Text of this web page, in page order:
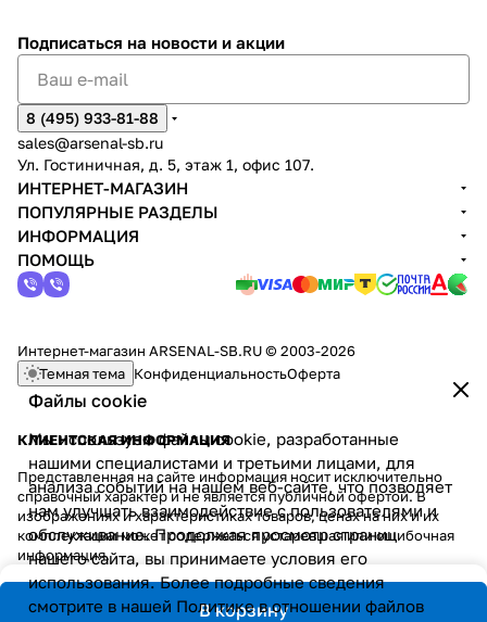
В корзину
Файлы cookie
Мы используем файлы cookie, разработанные
нашими специалистами и третьими лицами, для
анализа событий на нашем веб-сайте, что позволяет
нам улучшать взаимодействие с пользователями и
обслуживание. Продолжая просмотр страниц
нашего сайта, вы принимаете условия его
использования. Более подробные сведения
смотрите в нашей Политике в отношении файлов
Подписаться на новости и акции
8 (495) 933-81-88
sales@arsenal-sb.ru
Ул. Гостиничная, д. 5, этаж 1, офис 107.
ИНТЕРНЕТ-МАГАЗИН
ПОПУЛЯРНЫЕ РАЗДЕЛЫ
ИНФОРМАЦИЯ
ПОМОЩЬ
Интернет-магазин ARSENAL-SB.RU © 2003-2026
Темная тема КонфиденциальностьОферта
КЛИЕНТСКАЯ ИНФОРМАЦИЯ
Представленная на сайте информация носит исключительно
справочный характер и не является публичной офертой. В
изображениях и характеристиках товаров, ценах на них и их
комплектации может содержаться устаревшая или ошибочная
информация.